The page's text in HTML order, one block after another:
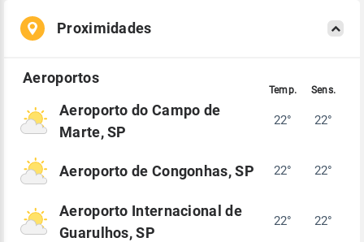
Proximidades
Aeroporto do Campo de
Marte, SP
22° 22°
Aeroporto de Congonhas, SP 22° 22°
Aeroporto Internacional de
Guarulhos, SP
22° 22°